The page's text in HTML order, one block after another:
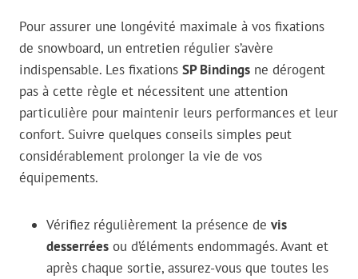
Pour assurer une longévité maximale à vos fixations
de snowboard, un entretien régulier s’avère
indispensable. Les fixations SP Bindings ne dérogent
pas à cette règle et nécessitent une attention
particulière pour maintenir leurs performances et leur
confort. Suivre quelques conseils simples peut
considérablement prolonger la vie de vos
équipements.
Vérifiez régulièrement la présence de vis
desserrées ou d’éléments endommagés. Avant et
après chaque sortie, assurez-vous que toutes les